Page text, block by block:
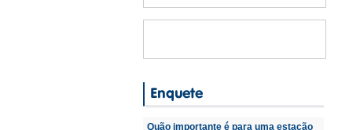
Quão importante é para uma estação